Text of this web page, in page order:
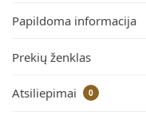
Papildoma informacija
Prekių ženklas
Atsiliepimai 0